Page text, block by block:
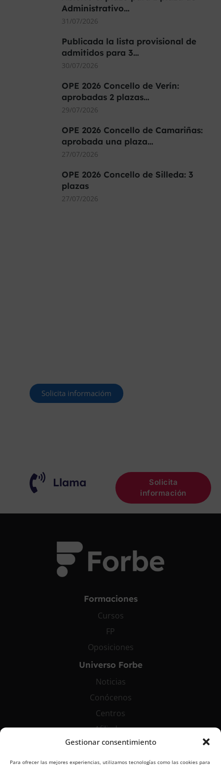
Gestionar consentimiento
Para ofrecer las mejores experiencias, utilizamos tecnologías como las cookies para
Administrativo…
31/07/2026
Publicada la lista provisional de
admitidos para 3…
30/07/2026
OPE 2026 Concello de Verín:
aprobadas 2 plazas…
29/07/2026
OPE 2026 Concello de Camariñas:
aprobada una plaza…
27/07/2026
OPE 2026 Concello de Silleda: 3
plazas
27/07/2026
Solicita informacióm
Llama
Solicita
información
Formaciones
Cursos
FP
Oposiciones
Universo Forbe
Noticias
Conócenos
Centros
Afiliados
Contáctanos